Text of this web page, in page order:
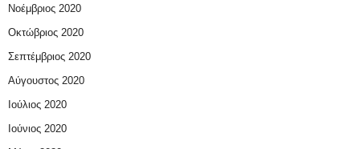
Νοέμβριος 2020
Οκτώβριος 2020
Σεπτέμβριος 2020
Αύγουστος 2020
Ιούλιος 2020
Ιούνιος 2020